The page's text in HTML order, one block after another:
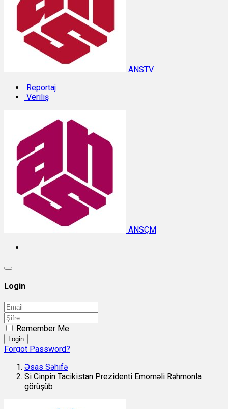
ANSTV
Reportaj
Veriliş
ANSÇM
Login
Remember Me
Login
Forgot Password?
Əsas Səhifə
Si Cinpin Tacikistan Prezidenti Emoməli Rəhmonla
görüşüb